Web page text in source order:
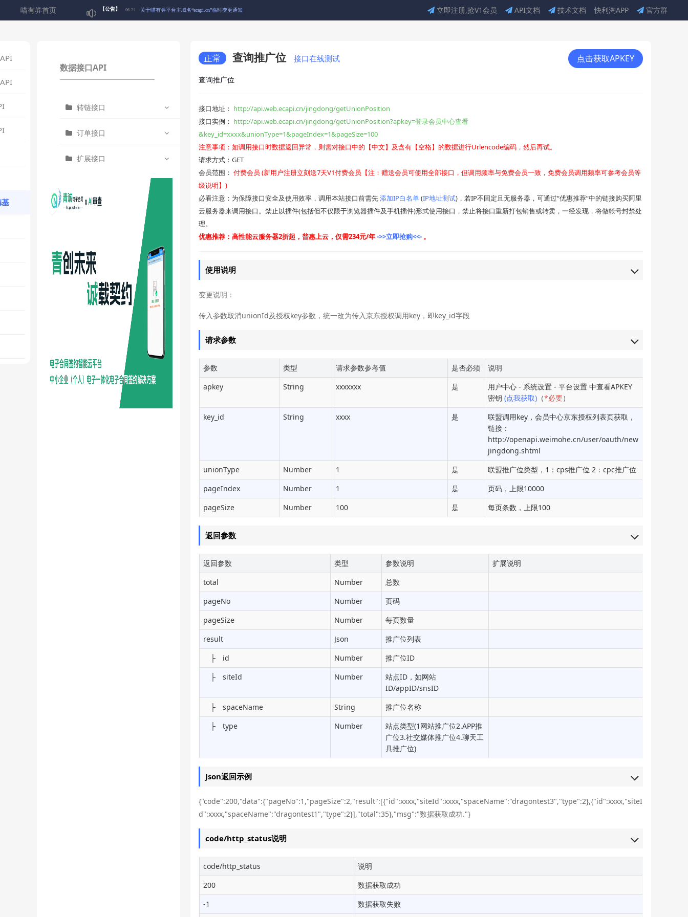
喵有券首页 【公告】 06-21 关于喵有券平台主域名“ecapi.cn”临时变更通知
关于喵有券平台启用微信登录通知
关于部分喵有券短信通知可能受运营商政策影响的公告
立即注册,抢V1会员 API文档 技术文档 快利淘APP 官方群
数据接口API
转链接口
电影票H5地址获取
肯德基H5地址获取
订单接口
(电影票)查询订单列表
(肯德基)查询订单列表
根据订单号查询订单信息
扩展接口
【电影票】查询中国大陆所
【电影票】根据城市id查询影
片
【电影票】根据影片id查询影
片
【电影票】根据城市分页查
肯德基/电影票备用金余额查
询
点击获取APKEY
正常 查询推广位 接口在线测试
查询推广位
接口地址： http://api.web.ecapi.cn/jingdong/getUnionPosition
接口实例： http://api.web.ecapi.cn/jingdong/getUnionPosition?apkey=登录会员中心查看
&key_id=xxxx&unionType=1&pageIndex=1&pageSize=100
注意事项：如调用接口时数据返回异常，则需对接口中的【中文】及含有【空格】的数据进行Urlencode编码，然后再试。
请求方式：GET
会员范围： 付费会员 (新用户注册立刻送7天V1付费会员【注：赠送会员可使用全部接口，但调用频率与免费会员一致，免费会员调用频率可参考会员等
级说明】)
必看注意：为保障接口安全及使用效率，调用本站接口前需先添加IP白名单(IP地址测试)，若IP不固定且无服务器，可通过“优惠推荐”中的链接购买阿里
云服务器来调用接口。禁止以插件(包括但不仅限于浏览器插件及手机插件)形式使用接口，禁止将接口重新打包销售或转卖，一经发现，将做帐号封禁处
理。
优惠推荐：高性能云服务器2折起，普惠上云，仅需234元/年->>立即抢购<<- 。
使用说明
变更说明：
传入参数取消unionId及授权key参数，统一改为传入京东授权调用key，即key_id字段
请求参数
参数 类型 请求参数参考值 是否必须
说明
apkey
String xxxxxxx 是
用户中心 - 系统设置 - 平台设置 中查看APKEY
密钥 (点我获取) （*必要）
key_id
String xxxx 是
联盟调用key，会员中心京东授权列表页获取，
链接：
http://openapi.weimohe.cn/user/oauth/new
jingdong.shtml
unionType
Number 1 是
联盟推广位类型，1：cps推广位 2：cpc推广位
pageIndex
Number 1 是
页码，上限10000
pageSize
Number 100 是 每页条数，上限100
返回参数
返回参数 类型 参数说明
扩展说明
total
Number
总数
pageNo
Number
页码
pageSize
Number
每页数量
result
Json
推广位列表
├ id
Number
推广位ID
├ siteId
Number
站点ID，如网站
ID/appID/snsID
├ spaceName
String
推广位名称
├ type
Number
站点类型(1网站推广位2.APP推
广位3.社交媒体推广位4.聊天工
具推广位)
Json返回示例
{"code":200,"data":{"pageNo":1,"pageSize":2,"result":[{"id":xxxx,"siteId":xxxx,"spaceName":"dragontest3","type":2},{"id":xxxx,"siteI
d":xxxx,"spaceName":"dragontest1","type":2}],"total":35},"msg":"数据获取成功."}
code/http_status说明
code/http_status
说明
200
数据获取成功
-1
数据获取失败